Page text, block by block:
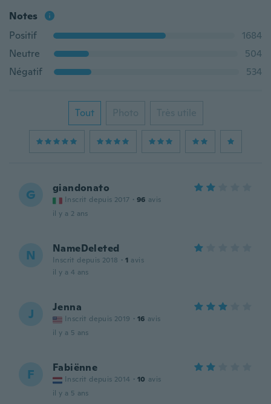
Notes
Positif
1684
Neutre
504
Négatif
534
Tout Photo Très utile
G giandonato
Inscrit depuis 2017 · 96 avis
il y a 2 ans
N NameDeleted
Inscrit depuis 2018 · 1 avis
il y a 4 ans
J Jenna
Inscrit depuis 2019 · 16 avis
il y a 5 ans
F Fabiënne
Inscrit depuis 2014 · 10 avis
il y a 5 ans